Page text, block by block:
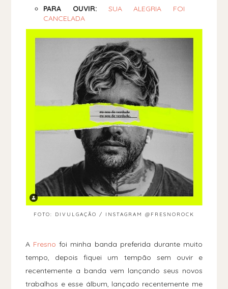
PARA OUVIR: SUA ALEGRIA FOI
CANCELADA
FOTO: DIVULGAÇÃO / INSTAGRAM @FRESNOROCK
A Fresno foi minha banda preferida durante muito
tempo, depois fiquei um tempão sem ouvir e
recentemente a banda vem lançando seus novos
trabalhos e esse álbum, lançado recentemente me